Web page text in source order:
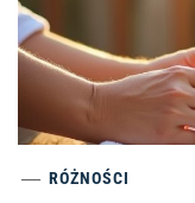
RÓŻNOŚCI